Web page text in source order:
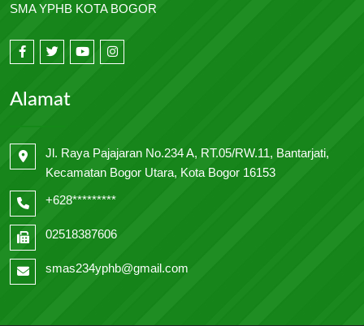
SMA YPHB KOTA BOGOR
Alamat
Jl. Raya Pajajaran No.234 A, RT.05/RW.11, Bantarjati,
Kecamatan Bogor Utara, Kota Bogor 16153
+628*********
02518387606
smas234yphb@gmail.com